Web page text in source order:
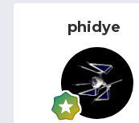
phidye